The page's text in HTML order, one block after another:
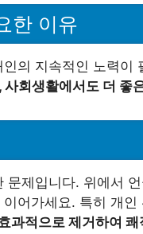
한 이유
의 지속적인 노력이
회생활에서도 더 좋
문제입니다. 위에서
어가세요. 특히 개
과적으로 제거하여